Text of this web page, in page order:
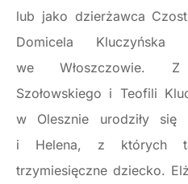
lub jako dzierżawca
Domicela
we Włoszczowie. Z
Szołowskiego i Teofili
w Olesznie urodziły
i Helena, z których
trzymiesięczne dziecko.